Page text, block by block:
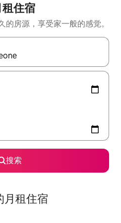
住宿
房源，享受家一般的感觉。
向键查看，或通过点击或滑动手势
搜索
月租住宿